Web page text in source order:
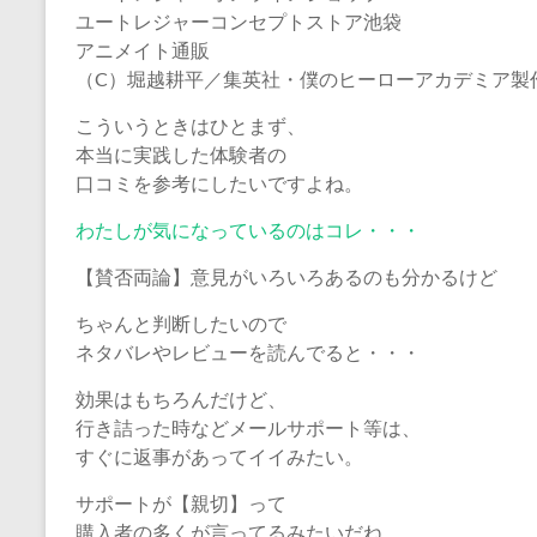
ユートレジャーコンセプトストア池袋
アニメイト通販
（C）堀越耕平／集英社・僕のヒーローアカデミア製
こういうときはひとまず、
本当に実践した体験者の
口コミを参考にしたいですよね。
わたしが気になっているのはコレ・・・
【賛否両論】意見がいろいろあるのも分かるけど
ちゃんと判断したいので
ネタバレやレビューを読んでると・・・
効果はもちろんだけど、
行き詰った時などメールサポート等は、
すぐに返事があってイイみたい。
サポートが【親切】って
購入者の多くが言ってるみたいだね。